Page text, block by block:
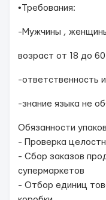
•Требования:
-Мужчины ,
возраст от 18 до
-ответственность
-знание языка не
️Обязанности
- Проверка
- Сбор заказов
супермаркетов
- Отбор единиц